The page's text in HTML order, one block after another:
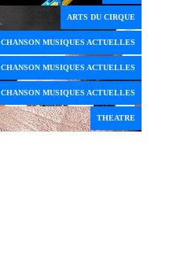
ARTS DU CIRQUE
CHANSON MUSIQUES ACTUELLES
CHANSON MUSIQUES ACTUELLES
CHANSON MUSIQUES ACTUELLES
THEATRE